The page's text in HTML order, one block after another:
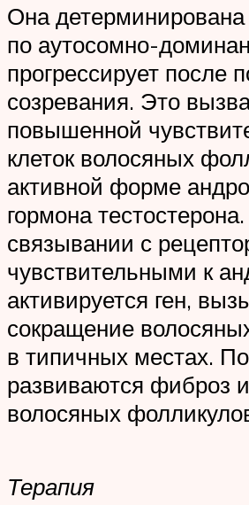
Она детерминирована
по аутосомно-
прогрессирует после
созревания. Это
повышенной
клеток волосяных
активной форме
гормона
связывании с
чувствительными к
активируется ген,
сокращение
в типичных местах.
развиваются фиброз
волосяных
Терапия